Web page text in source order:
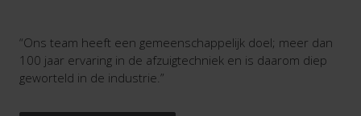
“Ons team heeft een gemeenschappelijk doel; meer dan
100 jaar ervaring in de afzuigtechniek en is daarom diep
geworteld in de industrie.”